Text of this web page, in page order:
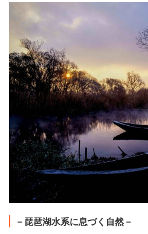
－琵琶湖水系に息づく自然－